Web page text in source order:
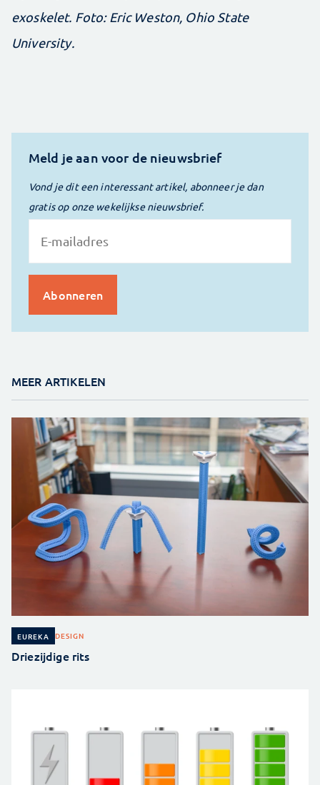
exoskelet. Foto: Eric Weston, Ohio State
University.
Meld je aan voor de nieuwsbrief
Vond je dit een interessant artikel, abonneer je dan
gratis op onze wekelijkse nieuwsbrief.
MEER ARTIKELEN
EUREKA DESIGN
Driezijdige rits